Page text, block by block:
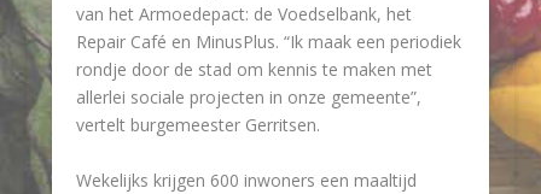
van het Armoedepact: de Voedselbank, het
Repair Café en MinusPlus. “Ik maak een periodiek
rondje door de stad om kennis te maken met
allerlei sociale projecten in onze gemeente”,
vertelt burgemeester Gerritsen.
Wekelijks krijgen 600 inwoners een maaltijd